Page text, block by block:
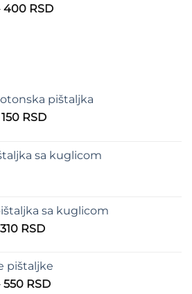
do
400 RSDRaspon
pištaljka
150 RSDRaspon
100 RSD
sa kuglicom
sa kuglicom
310 RSDRaspon
210 RSD
do
pištaljke
550 RSDRaspon